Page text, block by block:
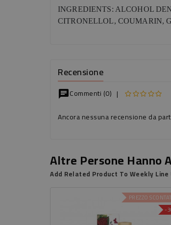
INGREDIENTS: ALCOHOL
CITRONELLOL, COUMARIN,
Recensione
chatCommenti (0) |
Ancora nessuna recensione da
Altre Persone Hanno
Add Related Product To Weekly Line
-
PREZZO